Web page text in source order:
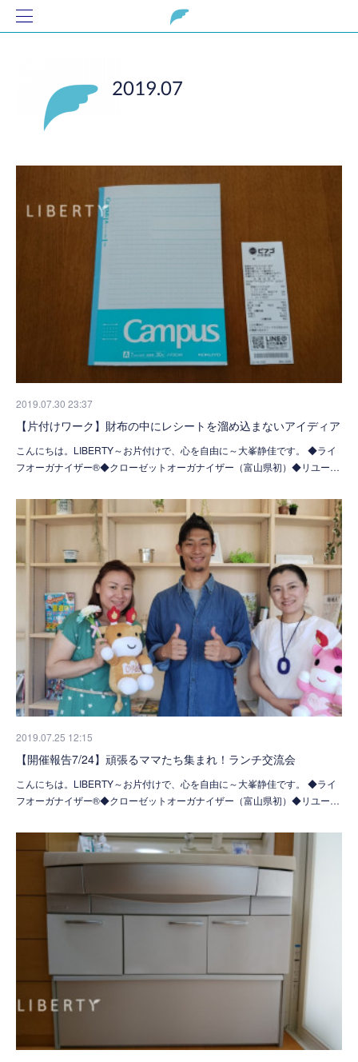
2019.07
2019.07.30 23:37
【片付けワーク】財布の中にレシートを溜め込まないアイディア
こんにちは。LIBERTY～お片付けで、心を自由に～大峯静佳です。 ◆ライ
フオーガナイザー®◆クローゼットオーガナイザー（富山県初）◆リユー…
2019.07.25 12:15
【開催報告7/24】頑張るママたち集まれ！ランチ交流会
こんにちは。LIBERTY～お片付けで、心を自由に～大峯静佳です。 ◆ライ
フオーガナイザー®◆クローゼットオーガナイザー（富山県初）◆リユー…